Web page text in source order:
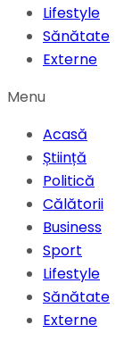
Lifestyle
Sănătate
Externe
Menu
Acasă
Știință
Politică
Călătorii
Business
Sport
Lifestyle
Sănătate
Externe